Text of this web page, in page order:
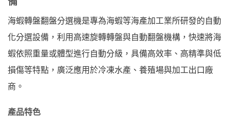
海蝦轉盤翻盤分選機是專為海蝦等海產加工業所研發的自動
化分選設備，利用高速旋轉轉盤與自動翻盤機構，快速將海
蝦依照重量或體型進行自動分級，具備高效率、高精準與低
損傷等特點，廣泛應用於冷凍水產、養殖場與加工出口廠
商。
產品特色